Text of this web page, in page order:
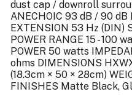
dust cap / downroll
ANECHOIC 93 dB / 90 dB
EXTENSION 53 Hz (DIN)
POWER RANGE 15 - 100
POWER 50 watts
ohms DIMENSIONS
(18.3cm × 50 × 28cm)
FINISHES Matte Black,